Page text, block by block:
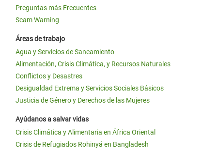
Preguntas más Frecuentes
Scam Warning
Áreas de trabajo
Agua y Servicios de Saneamiento
Alimentación, Crisis Climática, y Recursos Naturales
Conflictos y Desastres
Desigualdad Extrema y Servicios Sociales Básicos
Justicia de Género y Derechos de las Mujeres
Ayúdanos a salvar vidas
Crisis Climática y Alimentaria en África Oriental
Crisis de Refugiados Rohinyá en Bangladesh